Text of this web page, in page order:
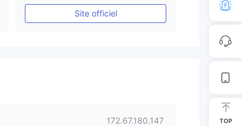
Etiquette principale MT4
Site officiel
172.67.180.147 TOP